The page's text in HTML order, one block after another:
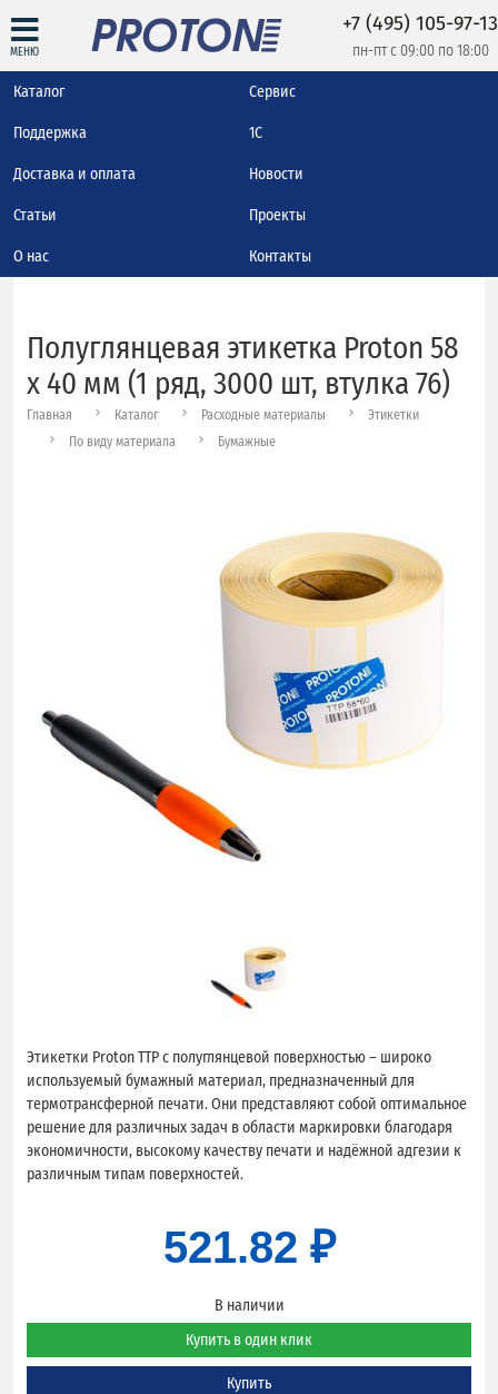
МЕНЮ
+7 (495) 105-97-13
пн-пт с 09:00 по 18:00
Каталог Сервис
Поддержка 1С
Доставка и оплата Новости
Статьи Проекты
О нас Контакты
Полуглянцевая этикетка Proton 58
x 40 мм (1 ряд, 3000 шт, втулка 76)
Главная Каталог Расходные материалы
Этикетки
По виду материала
Бумажные
Этикетки Proton TTP с полуглянцевой поверхностью – широко
используемый бумажный материал, предназначенный для
термотрансферной печати. Они представляют собой оптимальное
решение для различных задач в области маркировки благодаря
экономичности, высокому качеству печати и надёжной адгезии к
различным типам поверхностей.
521.82 ₽
В наличии
Купить в один клик
Купить